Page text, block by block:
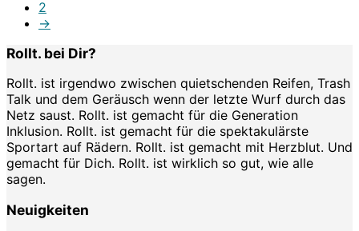
2
→
Rollt. bei Dir?
Rollt. ist irgendwo zwischen quietschenden Reifen, Trash
Talk und dem Geräusch wenn der letzte Wurf durch das
Netz saust. Rollt. ist gemacht für die Generation
Inklusion. Rollt. ist gemacht für die spektakulärste
Sportart auf Rädern. Rollt. ist gemacht mit Herzblut. Und
gemacht für Dich. Rollt. ist wirklich so gut, wie alle
sagen.
Neuigkeiten